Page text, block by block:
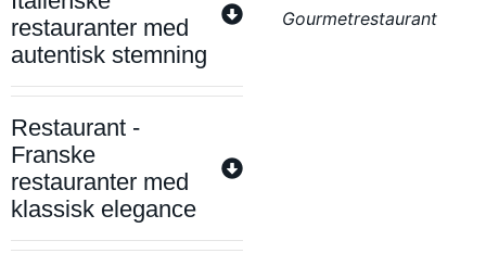
restauranter med
autentisk stemning
Restaurant -
Franske
restauranter med
klassisk elegance
Gourmetrestaurant